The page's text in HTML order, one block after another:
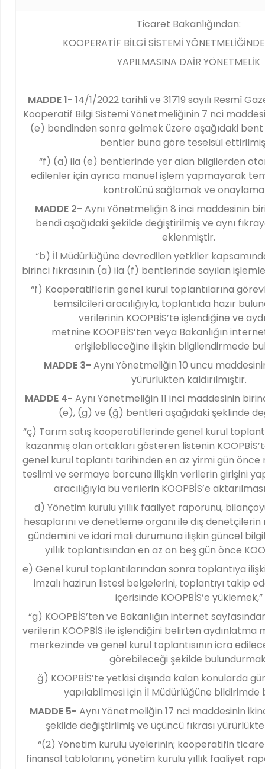
Ticaret Bakanlığından:
KOOPERATİF BİLGİ SİSTEMİ
YAPILMASINA DAİR YÖNETMELİK
MADDE 1- 14/1/2022 tarihli ve 31719 sayılı Resmî
Kooperatif Bilgi Sistemi Yönetmeliğinin 7 nci
(e) bendinden sonra gelmek üzere aşağıdaki
bentler buna göre teselsül
“f) (a) ila (e) bentlerinde yer alan bilgilerden
edilenler için ayrıca manuel işlem yapmayarak
kontrolünü sağlamak ve
MADDE 2- Aynı Yönetmeliğin 8 inci maddesinin
bendi aşağıdaki şekilde değiştirilmiş ve aynı
eklenmiştir.
“b) İl Müdürlüğüne devredilen yetkiler
birinci fıkrasının (a) ila (f) bentlerinde sayılan
“f) Kooperatiflerin genel kurul toplantılarına
temsilcileri aracılığıyla, toplantıda hazır
verilerinin KOOPBİS’te işlendiğine ve
metnine KOOPBİS’ten veya Bakanlığın
erişilebileceğine ilişkin bilgilendirmede
MADDE 3- Aynı Yönetmeliğin 10 uncu
yürürlükten kaldırılmıştır.
MADDE 4- Aynı Yönetmeliğin 11 inci maddesinin
(e), (g) ve (ğ) bentleri aşağıdaki şeklinde
“ç) Tarım satış kooperatiflerinde genel kurul
kazanmış olan ortakları gösteren listenin
genel kurul toplantı tarihinden en az yirmi gün önce
teslimi ve sermaye borcuna ilişkin verilerin girişini
aracılığıyla bu verilerin KOOPBİS’e
d) Yönetim kurulu yıllık faaliyet raporunu,
hesaplarını ve denetleme organı ile dış denetçilerin
gündemini ve idari mali durumuna ilişkin güncel
yıllık toplantısından en az on beş gün önce
e) Genel kurul toplantılarından sonra toplantıya
imzalı hazirun listesi belgelerini, toplantıyı takip
içerisinde KOOPBİS’e yüklemek,”
“g) KOOPBİS’ten ve Bakanlığın internet
verilerin KOOPBİS ile işlendiğini belirten aydınlatma
merkezinde ve genel kurul toplantısının icra
görebileceği şekilde
ğ) KOOPBİS’te yetkisi dışında kalan konularda
yapılabilmesi için İl Müdürlüğüne bildirimde
MADDE 5- Aynı Yönetmeliğin 17 nci maddesinin
şekilde değiştirilmiş ve üçüncü fıkrası
“(2) Yönetim kurulu üyelerinin; kooperatifin ticaret
finansal tablolarını, yönetim kurulu yıllık faaliyet